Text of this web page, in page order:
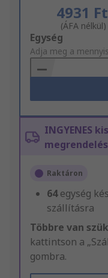
4931 Ft
(ÁFA nélkül)
Add
to
Basket
Egység
Adja meg a
INGYENES
Raktáron
64egység
szállításra
Többre van
kattintson a
gombra.